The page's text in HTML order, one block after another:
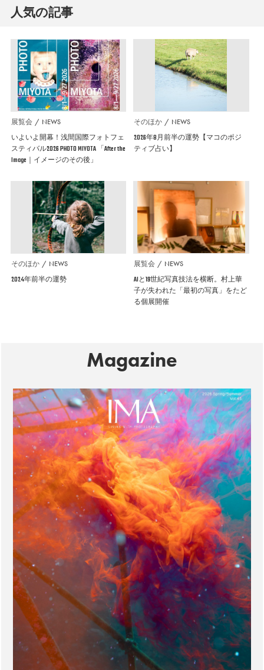
人気の記事
展覧会 NEWS
いよいよ開幕！浅間国際フォトフェ
スティバル2026 PHOTO MIYOTA 「After the
Image｜イメージのその後」
そのほか NEWS
2026年8月前半の運勢【マコのポジ
ティブ占い】
そのほか NEWS
2024年前半の運勢
展覧会 NEWS
AIと19世紀写真技法を横断。村上華
子が失われた「最初の写真」をたど
る個展開催
Magazine